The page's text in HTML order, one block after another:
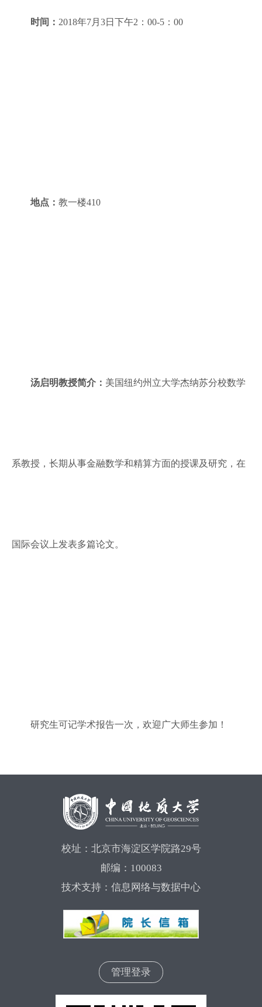
时间： 2018年7月 3日下午2 ： 00-5： 00
地点： 教一楼410
汤启明教授简介： 美国纽约州立大学杰纳苏分校数学
系教授，长期从事金融数学和精算方面的授课及研究，在
国际会议上发表多篇论文。
研究生可记学术报告一次，欢迎广大师生参加！
校址：北京市海淀区学院路29号
邮编：100083
技术支持：信息网络与数据中心
管理登录